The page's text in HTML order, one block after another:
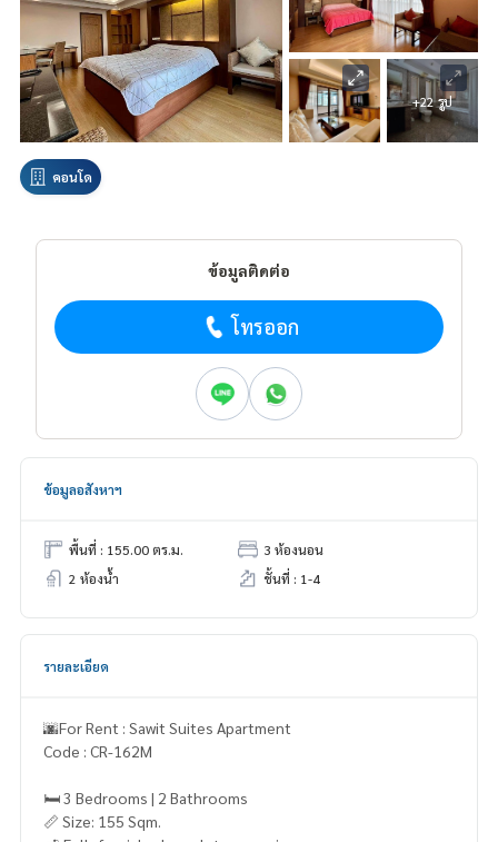
+22 รูป
คอนโด
ข้อมูลติดต่อ
โทรออก
ข้อมูลอสังหาฯ
พื้นที่ : 155.00 ตร.ม.
3 ห้องนอน
2 ห้องน้ำ
ชั้นที่ : 1-4
รายละเอียด
🌆For Rent : Sawit Suites Apartment
Code : CR-162M
🛏️ 3 Bedrooms | 2 Bathrooms
📏 Size: 155 Sqm.